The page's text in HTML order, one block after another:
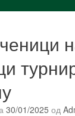
30/01/2025 од